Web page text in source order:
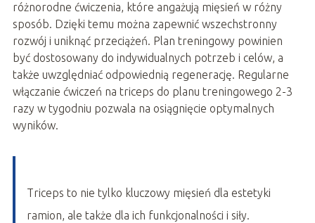
różnorodne ćwiczenia, które angażują mięsień w różny
sposób. Dzięki temu można zapewnić wszechstronny
rozwój i uniknąć przeciążeń. Plan treningowy powinien
być dostosowany do indywidualnych potrzeb i celów, a
także uwzględniać odpowiednią regenerację. Regularne
włączanie ćwiczeń na triceps do planu treningowego 2-3
razy w tygodniu pozwala na osiągnięcie optymalnych
wyników.
Triceps to nie tylko kluczowy mięsień dla estetyki
ramion, ale także dla ich funkcjonalności i siły.